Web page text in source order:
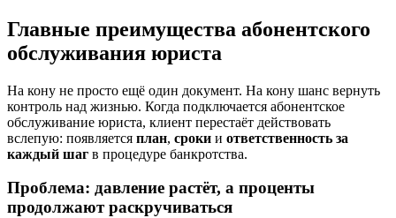
Главные преимущества абонентского
обслуживания юриста
На кону не просто ещё один документ. На кону шанс вернуть
контроль над жизнью. Когда подключается абонентское
обслуживание юриста, клиент перестаёт действовать
вслепую: появляется план, сроки и ответственность за
каждый шаг в процедуре банкротства.
Проблема: давление растёт, а проценты
продолжают раскручиваться